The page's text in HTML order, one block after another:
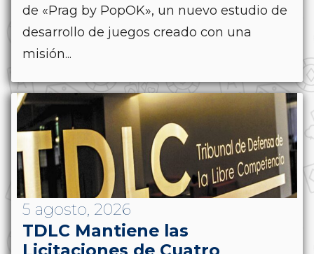
de «Prag by PopOK», un nuevo estudio de
desarrollo de juegos creado con una
misión...
5 agosto, 2026
TDLC Mantiene las